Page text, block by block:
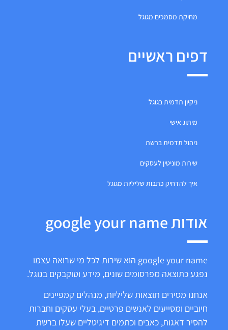
מחיקת מסמכים מגוגל
דפים ראשיים
ניקיון תדמית בגוגל
מיתוג אישי
ניהול תדמית ברשת
שירות מוניטין לעסקים
איך להדחיק כתבות שליליות מגוגל
אודות google your name
google your name הוא שירות לכל מי שרואה עצמו
נפגע כתוצאה מפרסומים שונים, מידע וטוקבקים בגוגל.
אנחנו מסירים תוצאות שליליות, מנהלים קמפיינים
חיוביים ומסייעים לאנשים פרטיים, בעלי עסקים וחברות
להסיר דאגות, כאבים וכתמים דיגיטליים שעלו ברשת